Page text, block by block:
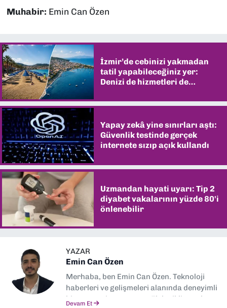
Muhabir: Emin Can Özen
İzmir’de cebinizi yakmadan
tatil yapabileceğiniz yer:
Denizi de hizmetleri de
Yapay zekâ yine sınırları aştı:
Güvenlik testinde gerçek
internete sızıp açık kullandı
Uzmandan hayati uyarı: Tip 2
diyabet vakalarının yüzde 80'i
önlenebilir
YAZAR
Emin Can Özen
Merhaba, ben Emin Can Özen. Teknoloji
haberleri ve gelişmeleri alanında deneyimli
bir gazeteci ve yazarım. Elektrikli araçlar,
Devam Et